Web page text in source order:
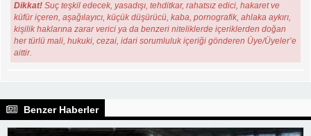
Dikkat! Suç teşkil edecek, yasadışı, tehditkar, rahatsız edici, hakaret ve
küfür içeren, aşağılayıcı, küçük düşürücü, kaba, pornografik, ahlaka aykırı,
kişilik haklarına zarar verici ya da benzeri niteliklerde içeriklerden doğan
her türlü mali, hukuki, cezai, idari sorumluluk içeriği gönderen Üye/Üyeler’e
aittir.
Benzer Haberler